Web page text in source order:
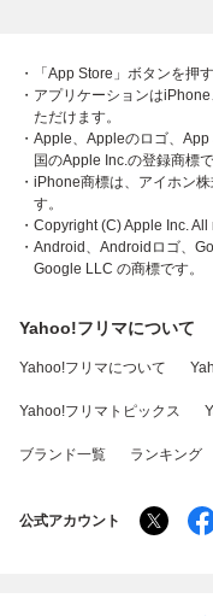
・「App Store」ボタンを押
・アプリケーションは
ただけます。
・Apple、Appleのロゴ、
国のApple Inc.の登録商標で
・iPhone商標は、アイホン
す。
・Copyright (C) Apple Inc.
・Android、Androidロゴ、
Google LLC の商標です。
Yahoo!フリマについて
Yahoo!フリマについて
Yahoo!フリマトピックス
ブランド一覧 ランキング
公式アカウント